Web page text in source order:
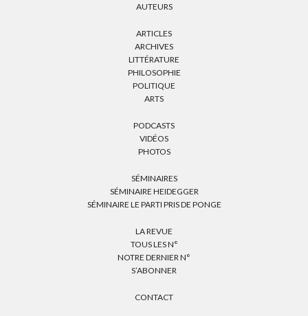
AUTEURS
ARTICLES
ARCHIVES
LITTÉRATURE
PHILOSOPHIE
POLITIQUE
ARTS
PODCASTS
VIDÉOS
PHOTOS
SÉMINAIRES
SÉMINAIRE HEIDEGGER
SÉMINAIRE LE PARTI PRIS DE PONGE
LA REVUE
TOUS LES N°
NOTRE DERNIER N°
S’ABONNER
CONTACT